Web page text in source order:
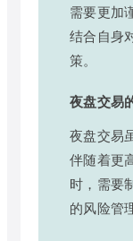
需要更加
结合自身
策。
夜盘交易
夜盘交易
伴随着更
时，需要
的风险管